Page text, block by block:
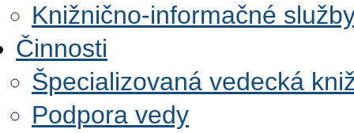
Knižnično-informačné
Činnosti
Špecializovaná vedecká
Podpora vedy